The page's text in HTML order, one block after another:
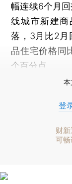
幅连续6个月
线城市新建
落，3月比2月
品住宅价格同
个百分点。
本
登
财
可畅